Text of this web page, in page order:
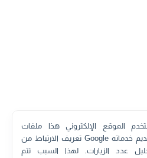
الموقع الإلكتروني هذا ملفات
تعريف الارتباط من Google لتقديم خدماته
عدد الزيارات. لهذا السبب تتم